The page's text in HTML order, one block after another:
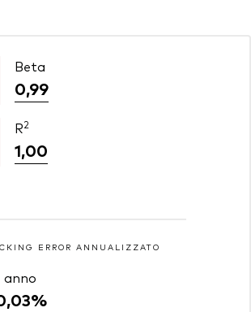
Beta
0,99
R2
1,00
ERROR ANNUALIZZATO
anno